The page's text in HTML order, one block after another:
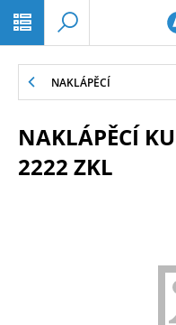
NAKLÁPĚCÍ
NAKLÁPĚCÍ
2222 ZKL